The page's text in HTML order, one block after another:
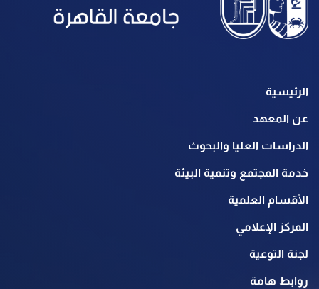
الرئيسية
عن المعهد
الدراسات العليا والبحوث
خدمة المجتمع وتنمية البيئة
الأقسام العلمية
المركز الإعلامي
لجنة التوعية
روابط هامة